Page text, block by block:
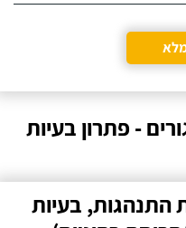
- פתרון בעיות
התנהגות, בעיות